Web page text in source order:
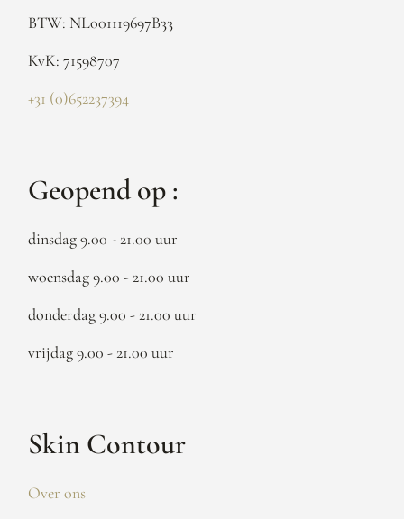
BTW: NL001119697B33
KvK: 71598707
+31 (0)652237394
Geopend op :
dinsdag 9.00 - 21.00 uur
woensdag 9.00 - 21.00 uur
donderdag 9.00 - 21.00 uur
vrijdag 9.00 - 21.00 uur
Skin Contour
Over ons